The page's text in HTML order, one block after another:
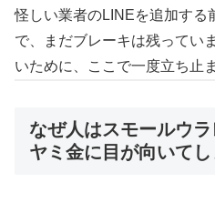
怪しい業者のLINEを追加する
で、まだブレーキは残ってい
いために、ここで一度立ち止
なぜ人はスモールウ
ヤミ金に目が向いて